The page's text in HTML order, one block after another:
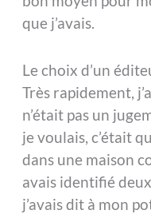
que j’avais.
Le choix d’un
Très rapidement,
n’était pas un
je voulais, c’était
dans une maison
avais identifié
j’avais dit à mon